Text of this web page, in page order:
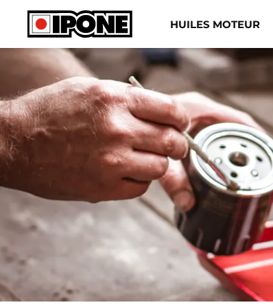
Ipone
HUILES MOTEUR
HUILES MOTEUR
ENTRETIEN
MAINTENANCE
LIFESTYLE
LA MARQUE
Revendeurs
FR ES EN IT DE BE